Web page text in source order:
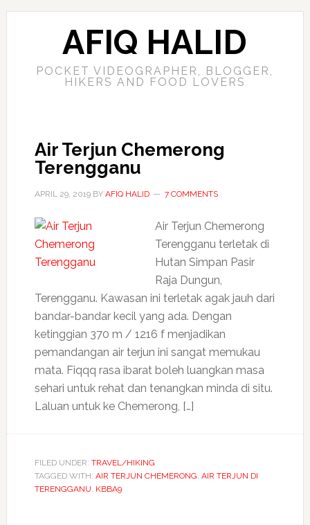
AFIQ HALID
POCKET VIDEOGRAPHER, BLOGGER,
HIKERS AND FOOD LOVERS
Air Terjun Chemerong
Terengganu
APRIL 29, 2019BY AFIQ HALID 7 COMMENTS
Air Terjun Chemerong
Terengganu terletak di
Hutan Simpan Pasir
Raja Dungun,
Terengganu. Kawasan ini terletak agak jauh dari
bandar-bandar kecil yang ada. Dengan
ketinggian 370 m / 1216 f menjadikan
pemandangan air terjun ini sangat memukau
mata. Fiqqq rasa ibarat boleh luangkan masa
sehari untuk rehat dan tenangkan minda di situ.
Laluan untuk ke Chemerong, […]
FILED UNDER: TRAVEL/HIKING
TAGGED WITH: AIR TERJUN CHEMERONG, AIR TERJUN DI
TERENGGANU, KBBA9